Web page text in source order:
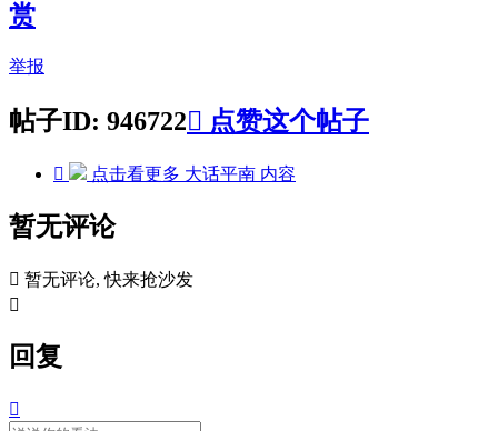
赏
举报
帖子ID: 946722 点赞这个帖子
 点击看更多 大话平南 内容
暂无评论
 暂无评论, 快来抢沙发

回复
